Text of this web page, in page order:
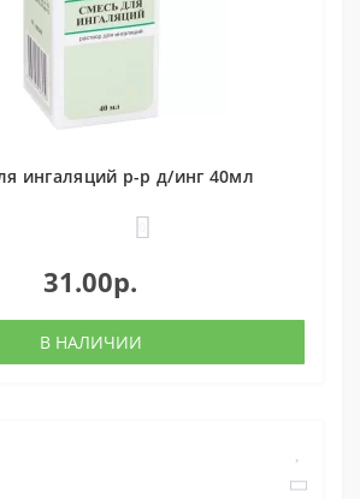
ингаляций р-р д/инг 40мл
31.00р.
В НАЛИЧИИ